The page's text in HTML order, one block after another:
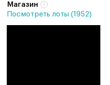
Магазин
Посмотреть лоты (1952)